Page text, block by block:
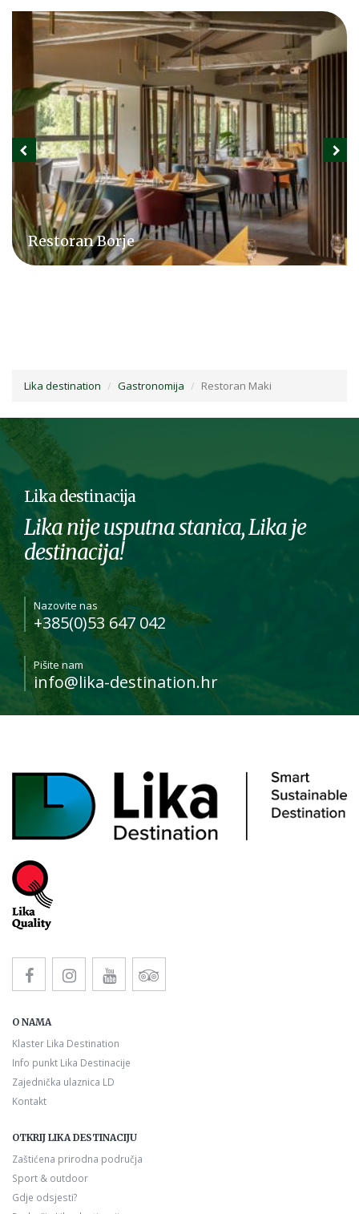
Restoran Borje
Lika destination Gastronomija Restoran Maki
Lika destinacija
Lika nije usputna stanica, Lika je
destinacija!
Nazovite nas
+385(0)53 647 042
Pišite nam
info@lika-destination.hr
O NAMA
Klaster Lika Destination
Info punkt Lika Destinacije
Zajednička ulaznica LD
Kontakt
OTKRIJ LIKA DESTINACIJU
Zaštićena prirodna područja
Sport & outdoor
Gdje odsjesti?